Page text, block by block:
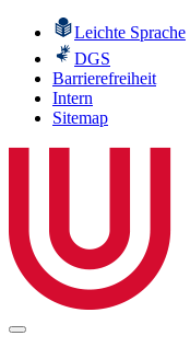
Leichte Sprache
DGS
Barrierefreiheit
Intern
Sitemap